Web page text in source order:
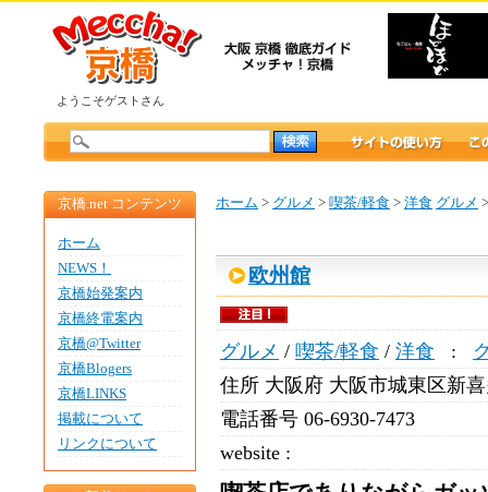
ようこそゲストさん
京橋.net コンテンツ
ホーム
NEWS！
京橋始発案内
京橋終電案内
京橋@Twitter
京橋Blogers
京橋LINKS
掲載について
リンクについて
ホーム > グルメ > 喫茶/軽食 > 洋食 グルメ
欧州館
グルメ / 喫茶/軽食 / 洋食 :
住所 大阪府 大阪市城東区新
電話番号 06-6930-7473
website :